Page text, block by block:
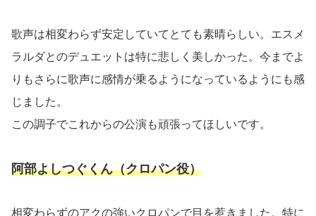
歌声は相変わらず安定していてとても素晴らしい。エスメ
ラルダとのデュエットは特に悲しく美しかった。今までよ
りもさらに歌声に感情が乗るようになっているようにも感
じました。
この調子でこれからの公演も頑張ってほしいです。
阿部よしつぐくん（クロパン役）
相変わらずのアクの強いクロパンで目を惹きました。特に